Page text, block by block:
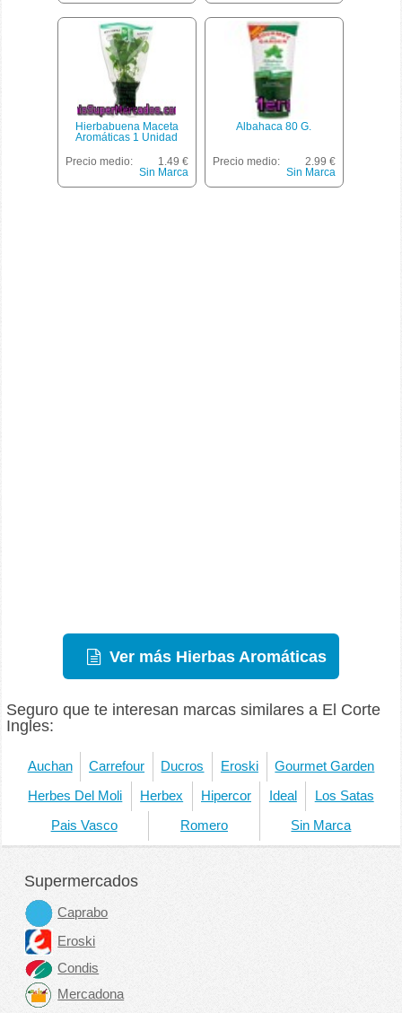
Hierbabuena Maceta
Aromáticas 1 Unidad
Precio medio:
1.49 €
Sin Marca
Albahaca 80 G.
Precio medio:
2.99 €
Sin Marca
Ver más Hierbas Aromáticas
Seguro que te interesan marcas similares a El Corte
Ingles:
Auchan Carrefour Ducros Eroski Gourmet Garden
Herbes Del Moli Herbex Hipercor Ideal Los Satas
Pais Vasco Romero Sin Marca
Supermercados
Caprabo
Eroski
Condis
Mercadona